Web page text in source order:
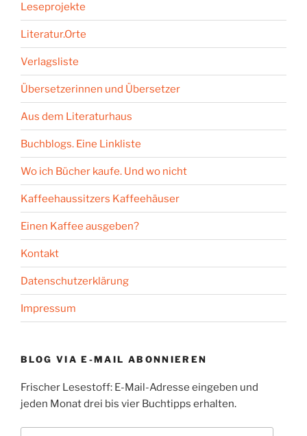
Leseprojekte
Literatur.Orte
Verlagsliste
Übersetzerinnen und Übersetzer
Aus dem Literaturhaus
Buchblogs. Eine Linkliste
Wo ich Bücher kaufe. Und wo nicht
Kaffeehaussitzers Kaffeehäuser
Einen Kaffee ausgeben?
Kontakt
Datenschutzerklärung
Impressum
BLOG VIA E-MAIL ABONNIEREN
Frischer Lesestoff: E-Mail-Adresse eingeben und
jeden Monat drei bis vier Buchtipps erhalten.